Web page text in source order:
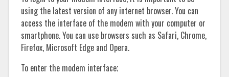
using the latest version of any internet browser. You can
access the interface of the modem with your computer or
smartphone. You can use browsers such as Safari, Chrome,
Firefox, Microsoft Edge and Opera.
To enter the modem interface;